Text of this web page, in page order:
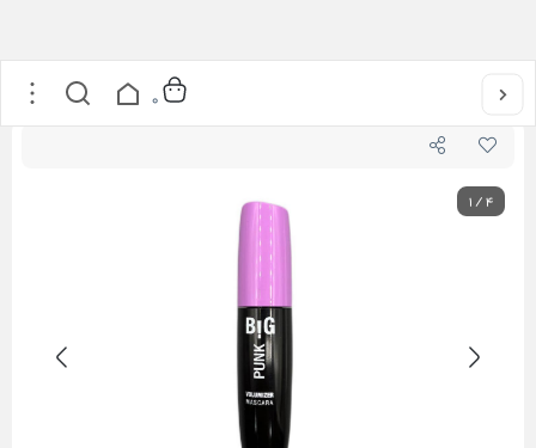
خانه 0
1/4